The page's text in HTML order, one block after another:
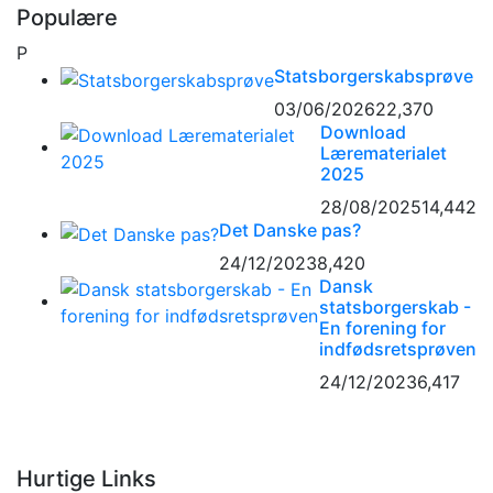
Populære
P
Statsborgerskabsprøve
03/06/202622,370
Download
Lærematerialet
2025
28/08/202514,442
Det Danske pas?
24/12/20238,420
Dansk
statsborgerskab -
En forening for
indfødsretsprøven
24/12/20236,417
Hurtige Links